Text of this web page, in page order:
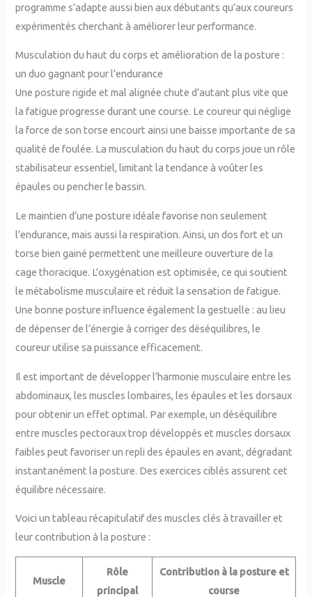
programme s’adapte aussi bien aux débutants qu’aux coureurs
expérimentés cherchant à améliorer leur performance.
Musculation du haut du corps et amélioration de la posture :
un duo gagnant pour l’endurance
Une posture rigide et mal alignée chute d’autant plus vite que
la fatigue progresse durant une course. Le coureur qui néglige
la force de son torse encourt ainsi une baisse importante de sa
qualité de foulée. La musculation du haut du corps joue un rôle
stabilisateur essentiel, limitant la tendance à voûter les
épaules ou pencher le bassin.
Le maintien d’une posture idéale favorise non seulement
l’endurance, mais aussi la respiration. Ainsi, un dos fort et un
torse bien gainé permettent une meilleure ouverture de la
cage thoracique. L’oxygénation est optimisée, ce qui soutient
le métabolisme musculaire et réduit la sensation de fatigue.
Une bonne posture influence également la gestuelle : au lieu
de dépenser de l’énergie à corriger des déséquilibres, le
coureur utilise sa puissance efficacement.
Il est important de développer l’harmonie musculaire entre les
abdominaux, les muscles lombaires, les épaules et les dorsaux
pour obtenir un effet optimal. Par exemple, un déséquilibre
entre muscles pectoraux trop développés et muscles dorsaux
faibles peut favoriser un repli des épaules en avant, dégradant
instantanément la posture. Des exercices ciblés assurent cet
équilibre nécessaire.
Voici un tableau récapitulatif des muscles clés à travailler et
leur contribution à la posture :
Muscle
Rôle
principal
Contribution à la posture et
course